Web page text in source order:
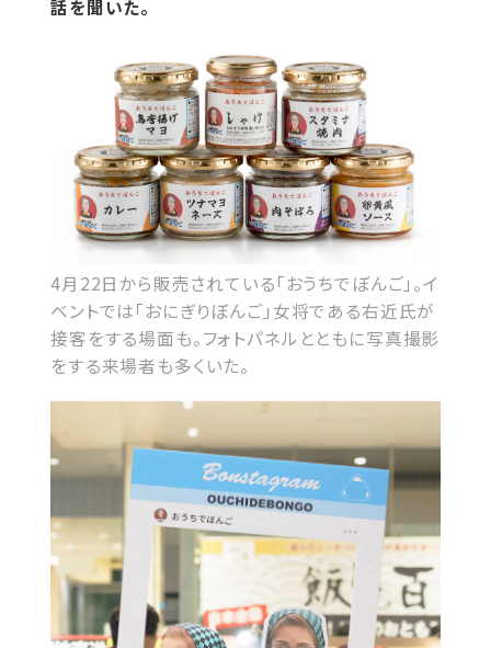
話を聞いた。
4月22日から販売されている「おうちでぼんご」。イ
ベントでは「おにぎりぼんご」女将である右近氏が
接客をする場面も。フォトパネルとともに写真撮影
をする来場者も多くいた。